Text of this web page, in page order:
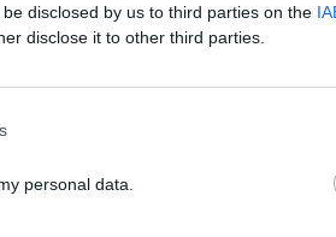
disclosed by us to third parties on the
disclose it to other third parties.
personal data.
wyświadczane wobec
życia pojedynczego
z wiersza Juliusza
być w stanie iść w bój za
w stanie nam uświadomić jak